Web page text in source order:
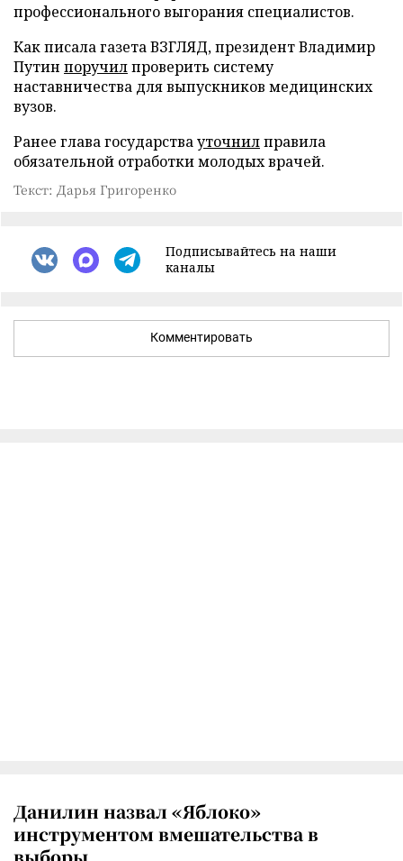
профессионального выгорания специалистов.
Как писала газета ВЗГЛЯД, президент Владимир
Путин поручилпроверить систему
наставничества для выпускников медицинских
вузов.
Ранее глава государствауточнилправила
обязательной отработки молодых врачей.
Текст: Дарья Григоренко
Подписывайтесь на наши
каналы
Комментировать
Данилин назвал «Яблоко»
инструментом вмешательства в
выборы